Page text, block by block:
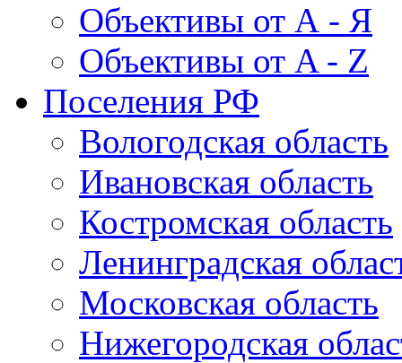
Объективы от А - Я
Объективы от A - Z
Поселения РФ
Вологодская область
Ивановская область
Костромская область
Ленинградская
Московская область
Нижегородская